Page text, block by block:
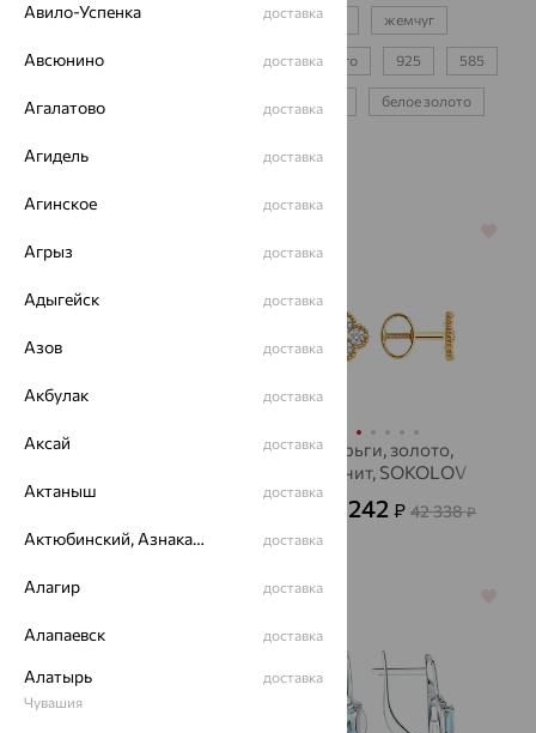
сапфир фианит аметист топаз жемчуг
протяжки детские конго 925 585
белое золото
Серьги, золото,
фианит, SOKOLOV
15 242₽ 42 338₽
64% 64%
Авило-Успенка доставка
Авсюнино доставка
Агалатово доставка
Агидель доставка
Агинское доставка
Агрыз доставка
Адыгейск доставка
Азов доставка
Акбулак доставка
Аксай доставка
Актаныш доставка
Актюбинский, Азнакаевский район доставка
Алагир доставка
Алапаевск доставка
Алатырь
Чувашия
доставка